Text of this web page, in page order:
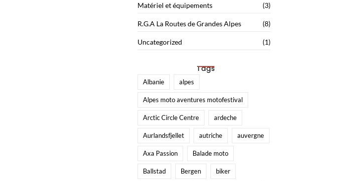
Matériel et équipements (3)
R.G.A La Routes de Grandes Alpes (8)
Uncategorized (1)
Tags
Albanie alpes
Alpes moto aventures motofestival
Arctic Circle Centre ardeche
Aurlandsfjellet autriche auvergne
Axa Passion Balade moto
Ballstad Bergen biker